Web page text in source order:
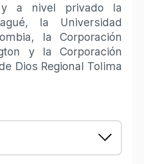
y a nivel privado la
la Universidad
la Corporación
y la Corporación
Dios Regional Tolima